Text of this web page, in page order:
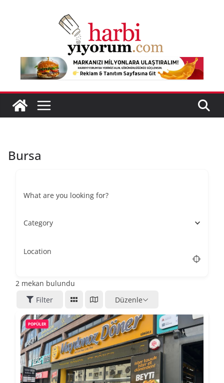
Bursa
What are you looking for?
Category
Location
2 mekan bulundu
Filter
Düzenle
POPÜLER